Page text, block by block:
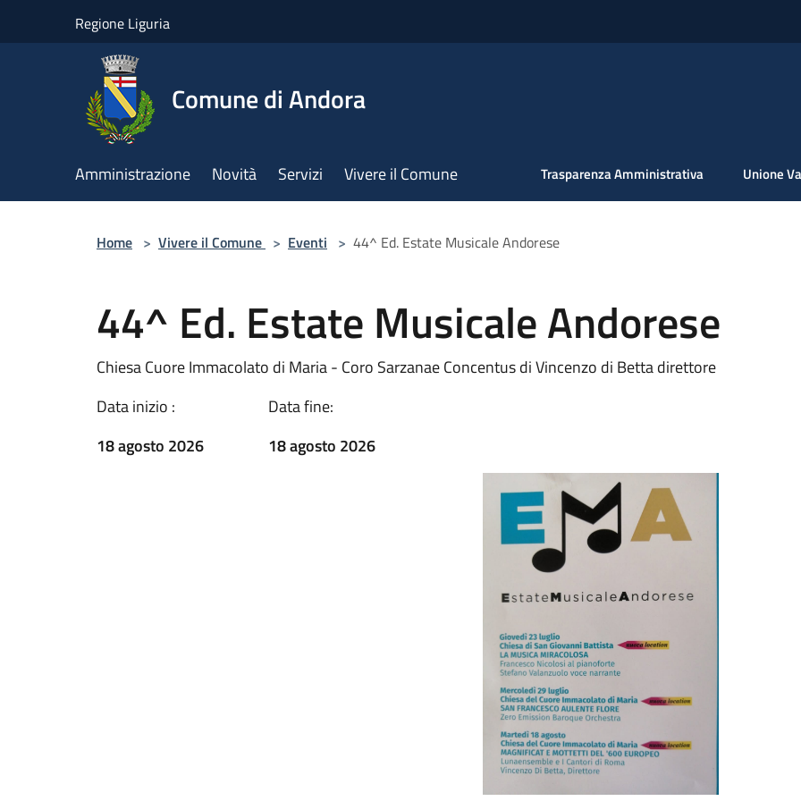
Regione Liguria
Comune di Andora
Amministrazione Novità Servizi Vivere il Comune Trasparenza Amministrativa Unione
Home > Vivere il Comune > Eventi > 44^ Ed. Estate Musicale Andorese
44^ Ed. Estate Musicale Andorese
Chiesa Cuore Immacolato di Maria - Coro Sarzanae Concentus di Vincenzo di Betta direttore
Data inizio :
18 agosto 2026
Data fine:
18 agosto 2026